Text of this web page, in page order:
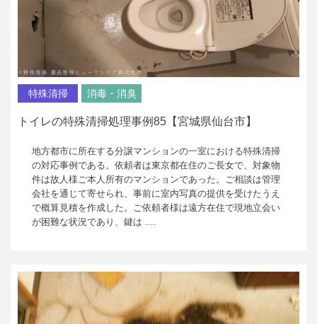
特殊清掃 消毒・消臭
トイレの特殊清掃処理事例85【宮城県仙台市】
地方都市に所在する分譲マンションの一室における特殊清掃
の対応事例である。依頼者は東京都在住のご長女で、対象物
件は故人様ご本人所有のマンションであった。ご相談は管理
会社を通じて寄せられ、事前に室内写真の提供を受けたうえ
で概算見積を作成した。ご依頼者様は遠方在住で現地立会い
が困難な状況であり、鍵は ....